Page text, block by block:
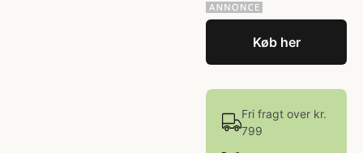
Køb her
Fri fragt over kr.
799